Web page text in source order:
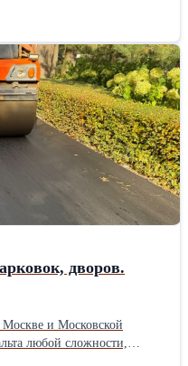
ремонт, укладку
тротуарной плитки,
территории. Выезд
бесплатно. Есть
не зависим от аренды и
крупных территорий. При
от 465
дешевле — готовы обсудить
по
гарантию на покрытие.
— приедем, посмотрим
дворов.
Москве и Московской
укладкой асфальтовой